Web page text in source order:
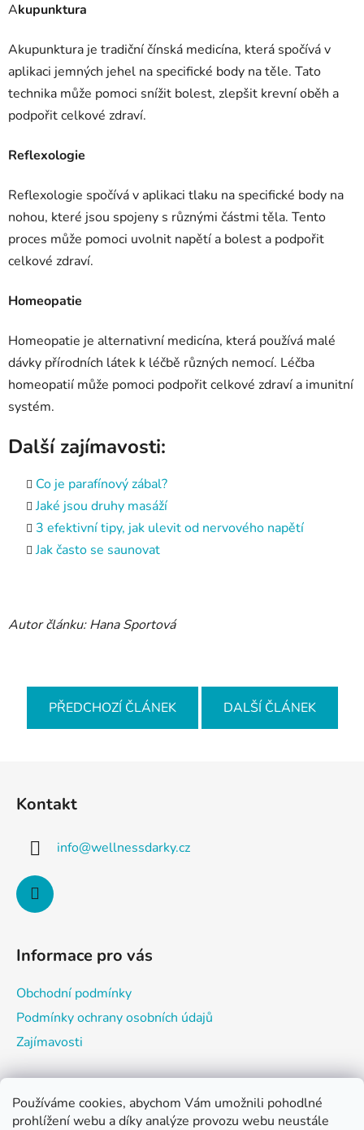
Používáme cookies, abychom Vám umožnili pohodlné
prohlížení webu a díky analýze provozu webu neustále
Akupunktura
Akupunktura je tradiční čínská medicína, která spočívá v
aplikaci jemných jehel na specifické body na těle. Tato
technika může pomoci snížit bolest, zlepšit krevní oběh a
podpořit celkové zdraví.
Reflexologie
Reflexologie spočívá v aplikaci tlaku na specifické body na
nohou, které jsou spojeny s různými částmi těla. Tento
proces může pomoci uvolnit napětí a bolest a podpořit
celkové zdraví.
Homeopatie
Homeopatie je alternativní medicína, která používá malé
dávky přírodních látek k léčbě různých nemocí. Léčba
homeopatií může pomoci podpořit celkové zdraví a imunitní
systém.
Další zajímavosti:
Co je parafínový zábal?
Jaké jsou druhy masáží
3 efektivní tipy, jak ulevit od nervového napětí
Jak často se saunovat
Autor článku: Hana Sportová
PŘEDCHOZÍ ČLÁNEK DALŠÍ ČLÁNEK
Kontakt
info@wellnessdarky.cz
Informace pro vás
Obchodní podmínky
Podmínky ochrany osobních údajů
Zajímavosti
Nákupní košík